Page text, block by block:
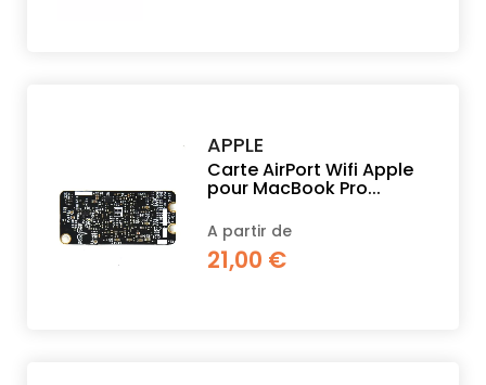
APPLE
Carte AirPort Wifi Apple
pour MacBook Pro...
A partir de
21,00 €